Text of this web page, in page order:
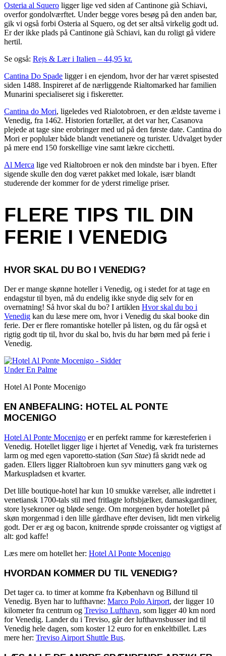
Osteria al Squero ligger lige ved siden af Cantinone già Schiavi,
overfor gondolværftet. Under begge vores besøg på den anden bar,
gik vi også forbi Osteria al Squero, og det ser altså virkelig godt ud.
Er der ikke plads på Cantinone già Schiavi, kan du roligt gå videre
hertil.
Se også: Rejs & Lær i Italien – 44,95 kr.
Cantina Do Spade ligger i en ejendom, hvor der har været spisested
siden 1488. Inspireret af de nærliggende Rialtomarked har familien
Munarini specialiseret sig i fiskeretter.
Cantina do Mori, ligeledes ved Rialotobroen, er den ældste taverne i
Venedig, fra 1462. Historien fortæller, at det var her, Casanova
plejede at tage sine erobringer med ud på den første date. Cantina do
Mori er poplulær både blandt venetianere og turister. Udvalget byder
på mere end 150 forskellige vine samt lækre cicchetti.
Al Merca lige ved Rialtobroen er nok den mindste bar i byen. Efter
sigende skulle den dog været pakket med lokale, især blandt
studerende der kommer for de yderst rimelige priser.
FLERE TIPS TIL DIN
FERIE I VENEDIG
HVOR SKAL DU BO I VENEDIG?
Der er mange skønne hoteller i Venedig, og i stedet for at tage en
endagstur til byen, må du endelig ikke snyde dig selv for en
overnatning! Så hvor skal du bo? I artiklen Hvor skal du bo i
Venedig kan du læse mere om, hvor i Venedig du skal booke din
ferie. Der er flere romantiske hoteller på listen, og du får også et
rigtig godt tip til, hvor du skal bo, hvis du har børn med på ferie i
Venedig.
Hotel Al Ponte Mocenigo
EN ANBEFALING: HOTEL AL PONTE
MOCENIGO
Hotel Al Ponte Mocenigo er en perfekt ramme for kæresteferien i
Venedig. Hotellet ligger lige i hjertet af Venedig, væk fra turisternes
larm og med egen vaporetto-station (San Stae) få skridt nede ad
gaden. Ellers ligger Rialtobroen kun syv minutters gang væk og
Markuspladsen et kvarter.
Det lille boutique-hotel har kun 10 smukke værelser, alle indrettet i
venetiansk 1700-tals stil med fritlagte loftsbjælker, damaskgardiner,
store lysekroner og bløde senge. Om morgenen byder hotellet på
skøn morgenmad i den lille gårdhave efter devisen, lidt men virkelig
godt. Der er æg og bacon, knitrende sprøde croissanter og vigtigst af
alt: god kaffe!
Læs mere om hotellet her: Hotel Al Ponte Mocenigo
HVORDAN KOMMER DU TIL VENEDIG?
Det tager ca. to timer at komme fra København og Billund til
Venedig. Byen har to lufthavne: Marco Polo Airport, der ligger 10
kilometer fra centrum og Treviso Lufthavn, som ligger 40 km nord
for Venedig. Lander du i Treviso, går der lufthavnsbusser ind til
Venedig hele dagen, som koster 12 euro for en enkeltbillet. Læs
mere her: Treviso Airport Shuttle Bus.